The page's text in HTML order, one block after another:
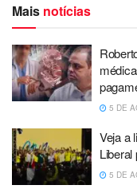
Mais notícias
5 DE
Veja a
5 DE